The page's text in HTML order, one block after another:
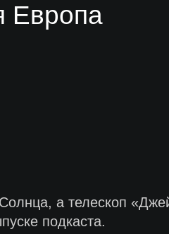
Европа
а телескоп
подкаста.